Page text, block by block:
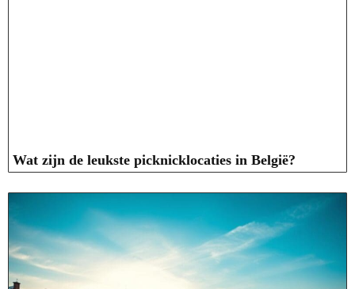
Wat zijn de leukste picknicklocaties in België?